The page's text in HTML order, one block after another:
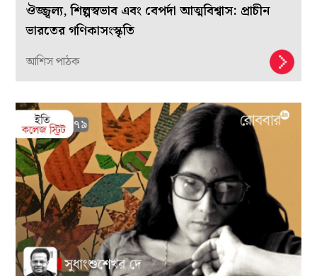
ঔজ্জ্বল্য, শিল্পস্বভাব এবং বেপর্দা আত্মবিশ্বাস: প্রাচীন
ভারতের গণিকাসংস্কৃতি
আশিস পাঠক